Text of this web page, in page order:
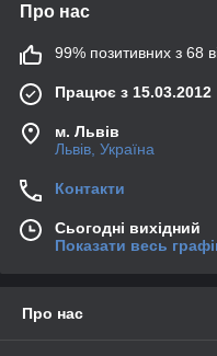
Про нас
99% позитивних з 68
Працює з 15.03.2012
м. Львів
Львів, Україна
Контакти
Сьогодні вихідний
Показати весь
Про нас